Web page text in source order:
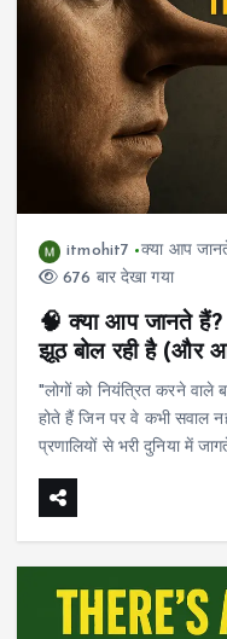
itmohit7 क्या आप
676 बार देखा गया
🧠 क्या आप जानते
झूठ बोल रही है (और
"लोगों को नियंत्रित करने
होते हैं जिन पर वे कभी सवाल
प्रणालियों से भरी दुनिया में